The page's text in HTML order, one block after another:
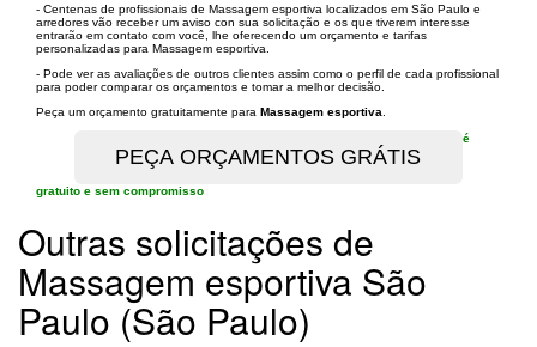
- Centenas de profissionais de Massagem esportiva localizados em São Paulo e
arredores vão receber um aviso con sua solicitação e os que tiverem interesse
entrarão em contato com você, lhe oferecendo um orçamento e tarifas
personalizadas para Massagem esportiva.
- Pode ver as avaliações de outros clientes assim como o perfil de cada profissional
para poder comparar os orçamentos e tomar a melhor decisão.
Peça um orçamento gratuitamente para Massagem esportiva
é
gratuito e sem compromisso
Outras solicitações de
Massagem esportiva São
Paulo (São Paulo)